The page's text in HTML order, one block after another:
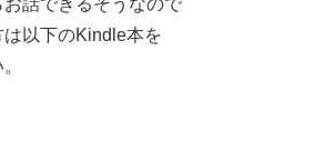
以下のKindle本を